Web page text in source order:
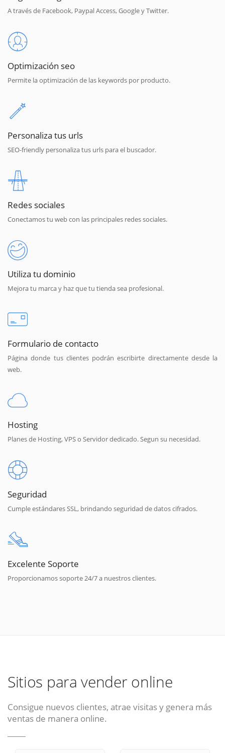
A través de Facebook, Paypal Access, Google y Twitter.
Optimización seo
Permite la optimización de las keywords por producto.
Personaliza tus urls
SEO-friendly personaliza tus urls para el buscador.
Redes sociales
Conectamos tu web con las principales redes sociales.
Utiliza tu dominio
Mejora tu marca y haz que tu tienda sea profesional.
Formulario de contacto
Página donde tus clientes podrán escribirte directamente desde la
web.
Hosting
Planes de Hosting, VPS o Servidor dedicado. Segun su necesidad.
Seguridad
Cumple estándares SSL, brindando seguridad de datos cifrados.
Excelente Soporte
Proporcionamos soporte 24/7 a nuestros clientes.
Sitios para vender online
Consigue nuevos clientes, atrae visitas y genera más
ventas de manera online.